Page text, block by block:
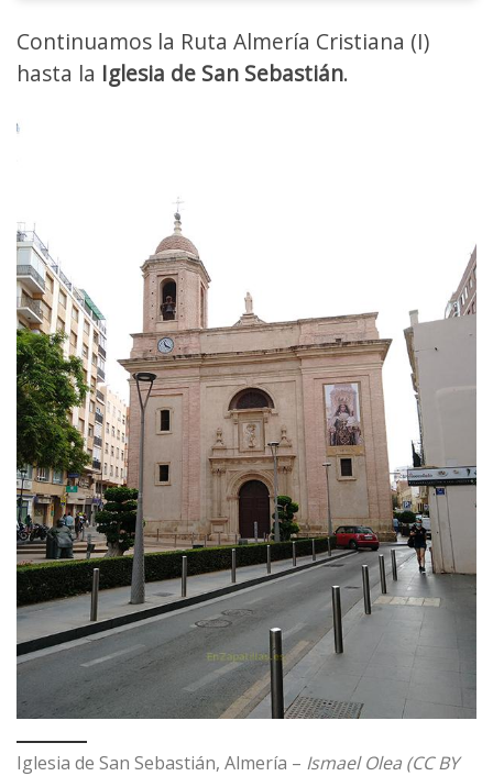
Continuamos la Ruta Almería Cristiana (I)
hasta la Iglesia de San Sebastián.
Iglesia de San Sebastián, Almería – Ismael Olea (CC BY